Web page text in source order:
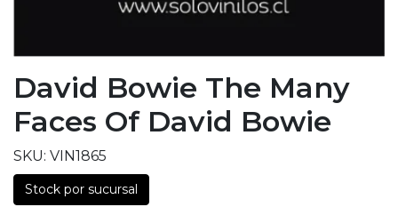
David Bowie The Many
Faces Of David Bowie
SKU: VIN1865
Stock por sucursal